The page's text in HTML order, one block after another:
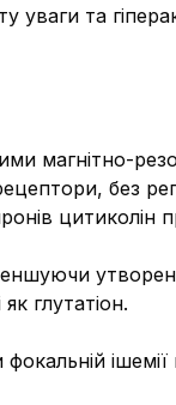
уваги та
магнітно-
без
цитиколін
глутатіон.
ішемії